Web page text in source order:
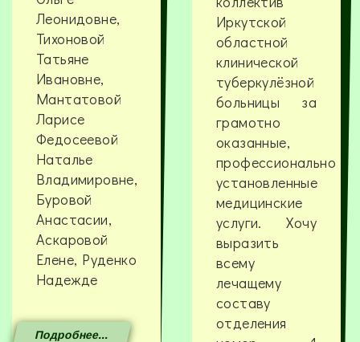
Леонидовне,
Тихоновой
Татьяне
Ивановне,
Мантатовой
Ларисе
Федосеевой
Наталье
Владимировне,
Буровой
Анастасии,
Аскаровой
Елене, Руденко
Надежде
Подробнее...
Иркутской
областной
клинической
туберкулёзной
больницы за
грамотно
оказанные,
профессионально
установленные
медицинские
услуги. Хочу
выразить
всему
лечащему
составу
отделения